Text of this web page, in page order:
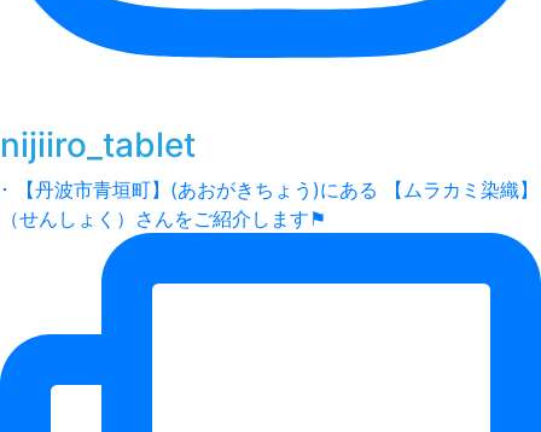
nijiiro_tablet
･ 【丹波市青垣町】(あおがきちょう)にある 【ムラカミ染織】
（せんしょく）さんをご紹介します⚑